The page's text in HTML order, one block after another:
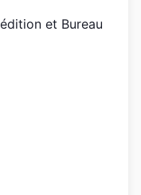
et Bureau